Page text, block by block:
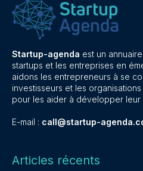
Startup-agenda est un
startups et les entreprises en
aidons les entrepreneurs à se
investisseurs et les
pour les aider à développer leur
E-mail : call@startup-
Articles récents